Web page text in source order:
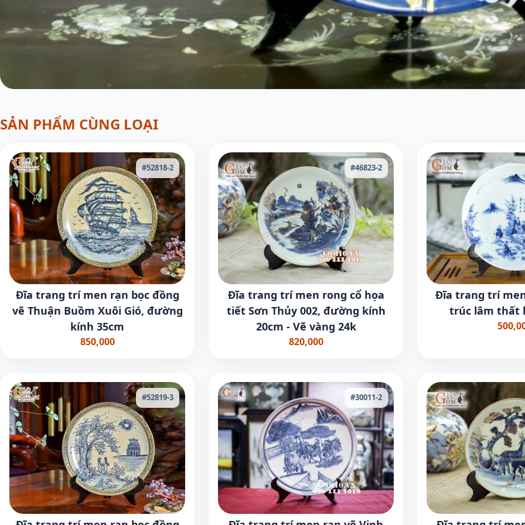
SẢN PHẨM CÙNG LOẠI
#52818-2
Đĩa trang trí men rạn bọc đồng
vẽ Thuận Buồm Xuôi Gió, đường
kính 35cm
850,000
#46823-2
Đĩa trang trí men rong cổ họa
tiết Sơn Thủy 002, đường kính
20cm - Vẽ vàng 24k
820,000
Đĩa trang trí
trúc lâm thất
#52819-3 #30011-2